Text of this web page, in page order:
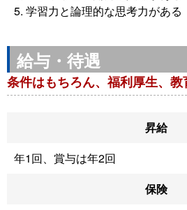
5. 学習力と論理的な思考力がある
給与・待遇
条件はもちろん、福利厚生、
昇給
年1回、賞与は年2回
保険